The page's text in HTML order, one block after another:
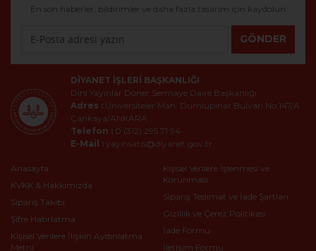
En son haberler, bildirimler ve daha fazla tasarım için kaydolun
GÖNDER
DIYANET İŞLERI BAŞKANLIĞI
Dini Yayınlar Döner Sermaye Daire Başkanlığı
Adres : Üniversiteler Mah. Dumlupınar Bulvarı No:147/A
Çankaya/ANKARA
Telefon : 0 (312) 295 71 94
E-Mail : yayinsatis@diyanet.gov.tr
Anasayfa
KVKK & Hakkımızda
Sipariş Takibi
Şifre Hatırlatma
Kişisel Verilere İlişkin Aydınlatma
Metni
Kişisel Verilere İşlenmesi ve
Korunması
Sipariş Teslimat ve İade Şartları
Gizlilik ve Çerez Politikası
İade Formu
İletişim Formu